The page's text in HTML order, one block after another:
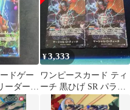
ドゲー
ーダーパ
¥3,333
ワンピースカード ティ
ーチ 黒ひげ SR パラレ
ル OP09-093 2枚